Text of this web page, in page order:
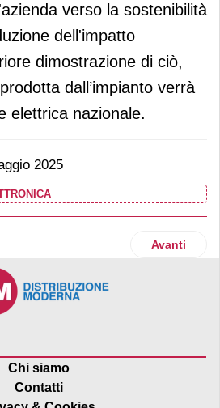
verso la sostenibilità
dell'impatto
dimostrazione di ciò,
dall’impianto verrà
elettrica nazionale.
2025
Prologis riqualifica un immobile
Articolo
Avanti
Chi siamo
Contatti